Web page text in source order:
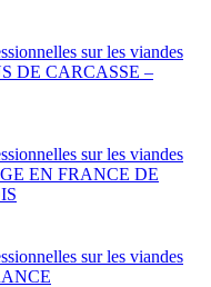
sur les viandes
DE CARCASSE –
sur les viandes
EN FRANCE DE
sur les viandes